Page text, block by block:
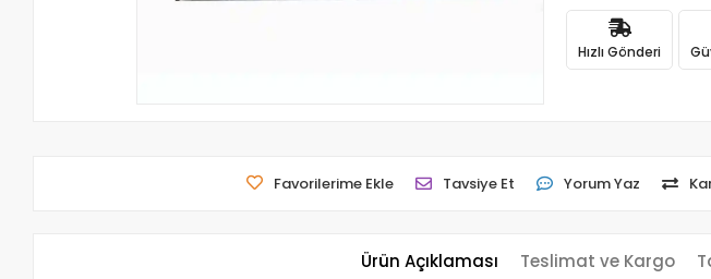
Hızlı Gönderi
Favorilerime Ekle Tavsiye Et Yorum Yaz
Ürün Açıklaması Teslimat ve Kargo